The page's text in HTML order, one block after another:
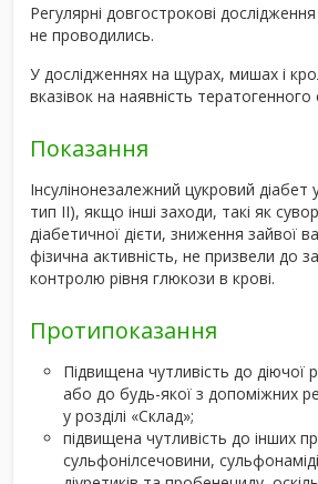
Регулярні довгострокові
не проводились.
У дослідженнях на щурах, мишах і
вказівок на наявність
Показання
Інсулінонезалежний цукровий
тип ІІ), якщо інші заходи, такі як
діабетичної дієти, зниження зайвої
фізична активність, не призвели до
контролю рівня глюкози в крові.
Протипоказання
Підвищена чутливість до діючої
або до будь-якої з допоміжних
у розділі «Склад»;
підвищена чутливість до інших
сульфонілсечовини,